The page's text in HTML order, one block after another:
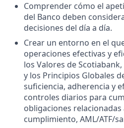
Comprender cómo el
del Banco deben
decisiones del día a día.
Crear un entorno en el
operaciones efectivas y
los Valores de
y los Principios Globales
suficiencia, adherencia y
controles diarios para
obligaciones
cumplimiento, AML/ATF/